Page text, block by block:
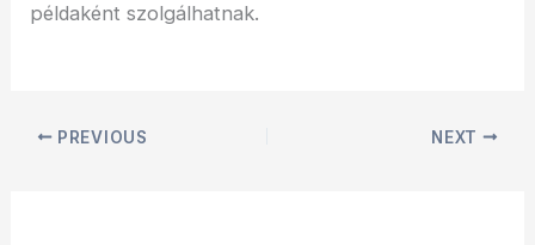
példaként szolgálhatnak.
PREVIOUS NEXT